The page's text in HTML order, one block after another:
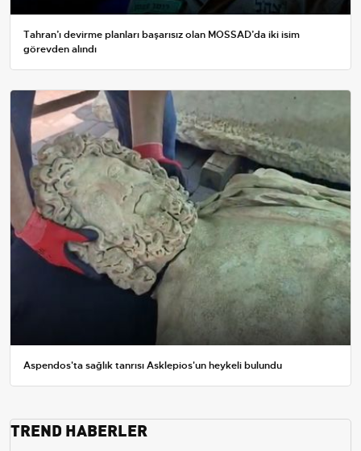
Tahran’ı devirme planları başarısız olan MOSSAD’da iki isim
görevden alındı
Aspendos'ta sağlık tanrısı Asklepios'un heykeli bulundu
TREND HABERLER